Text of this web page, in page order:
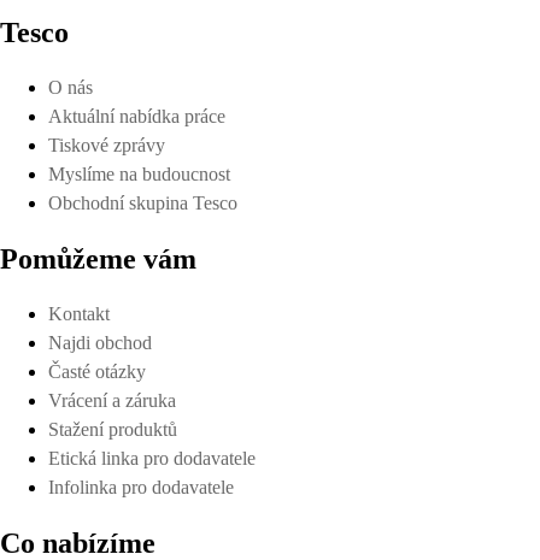
Tesco
O nás
Aktuální nabídka práce
Tiskové zprávy
Myslíme na budoucnost
Obchodní skupina Tesco
Pomůžeme vám
Kontakt
Najdi obchod
Časté otázky
Vrácení a záruka
Stažení produktů
Etická linka pro dodavatele
Infolinka pro dodavatele
Co nabízíme